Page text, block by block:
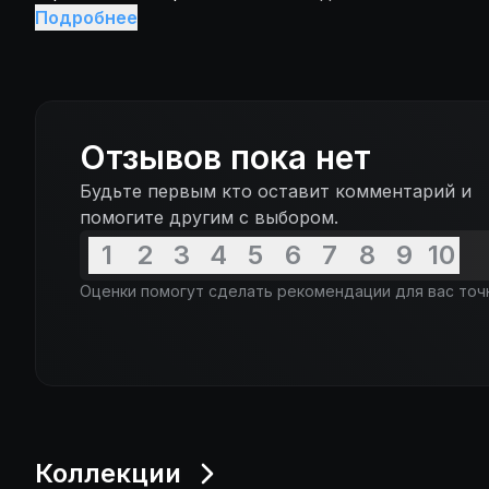
время этих событий Фульвия, женщина-римлянка,
Подробнее
Отзывов пока нет
Будьте первым кто оставит комментарий и
помогите другим с выбором.
1 2 3 4 5 6 7 8 9 10
Оценки помогут сделать рекомендации для вас
Коллекции